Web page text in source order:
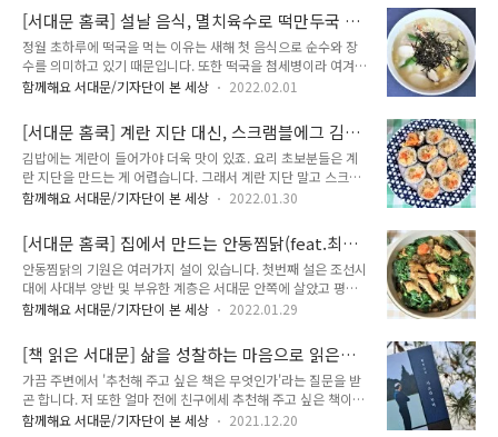
용기간은 14일로 연간 최대 312명의 산모가 입소할 수 있습니
다. 기본 ..
되었으나 미연장한 불법광고물을 적법한 광고물로 등록하는 사
업입니다. 올해 2~5월 사이 해당 구간 전수조사를 통해 양성화
대상 광고물을 선정한 후 선정업소 광고주에게 허가, 신고 하도
록 안내문을 발송하면서 7월부터 양성화 사업을 본격 시행할 예
정입니다. 사업 기간 중에는 광고주의 적극적인 참여를 유도하기
수수료를 면제 합니다. 또한 광고물을 제도권으로 편입하여 정기
적인 안전점검을 실시하고 이상기후로 ..
[서대문 홈쿡] 설날 음식, 멸치육수로 떡만두국 끓
이는 법!
정월 초하루에 떡국을 먹는 이유는 새해 첫 음식으로 순수와 장
수를 의미하고 있기 때문입니다. 또한 떡국을 첨세병이라 여겨
한살 더 먹게 된다고 믿었습니다. 오늘은 간단하게 멸치육수를
두 6개, 멸치육수 7컵, 대파 1/3대, 당근채 약간, 달걀 2개, 불린
표고버섯 4조각, 국간장 1큰술, 소금 약간, 김가루 약간, 참기름
약간, 통깨 약간 (2인분) 먼저 떡국떡을 준비하세요. 찬물에 떡국
떡을 30분 담갔다가 물기를 빼주세요. 만두는 김치만두와 고기
만두입니다. 색상으로 구분이 가지요? 빨간 게 김치만두입니다.
물에 설탕을 약간 넣고 불리면 빨리 잘 불려지고요. 만져보아서
부들부들 ..
함께해요 서대문/기자단이 본 세상 2022.02.01
[서대문 홈쿡] 계란 지단 대신, 스크램블에그 김밥
(feat.백종원 클라쓰)
김밥에는 계란이 들어가야 더욱 맛이 있죠. 요리 초보분들은 계
란 지단을 만드는 게 어렵습니다. 그래서 계란 지단 말고 스크램
블 에그로 만들어 김밥을 만들어 보세요. 계란의 부드러운 맛도
에그 김밥을 만들어 볼게요. 재료 단무지 1줄, 계란 2개(밑간용
맛소금 약간, 설탕 약간), 당근채볶음 1/3줌, 유부조림 1/2줌, 김
밥김 1장, 밥 테니스공 크기, 참기름 약간, 통깨 약간 등(김밥 1줄
분량) 먼저 단무지를 준비하세요. 그리고 당근은 곱게 채썰어주
세요. 팬에 기름을 두르고 당근을 볶다가 설탕 약간과 맛소금 1
된 당근은 접시에 펼쳐서 한김 식혀주세요. 유부조림을 넣어주면
맛있는데요..
함께해요 서대문/기자단이 본 세상 2022.01.30
[서대문 홈쿡] 집에서 만드는 안동찜닭(feat.최고
의 요리비결)
안동찜닭의 기원은 여러가지 설이 있습니다. 첫번째 설은 조선시
대에 사대부 양반 및 부유한 계층은 서대문 안쪽에 살았고 평민
같은 가난한 계층은 서대문 바깥쪽에 살아, 사대문 안쪽을 '안동
한 날 닭을 쪄먹는 것을 일컽어 '안동네찜닭' 이라고 부르던 것이
안동찜닭이 되었다는 것입니다. 두번째 설은 1908년대 안동구
시장 '닭골목'의 한 음식점에서 손님들의 요구대로 음식에 여러
가지 재료를 넣다 보니 찜닭이 되었다는 설입니다. 가장 설득력
있는 설은 안동구시장 닭골목 상인들이 서양식 프라이드 치킨점
함께해요 서대문/기자단이 본 세상 2022.01.29
[책 읽은 서대문] 삶을 성찰하는 마음으로 읽은
황현산의 <사소한 부탁>
가끔 주변에서 '추천해 주고 싶은 책은 무엇인가'라는 질문을 받
곤 합니다. 저 또한 얼마 전에 친구에세 추천해 주고 싶은 책이
있는지 물어보았어요. 그때 친구가 추천해준 책이 바로 황현산
함께해요 서대문/기자단이 본 세상 2021.12.20